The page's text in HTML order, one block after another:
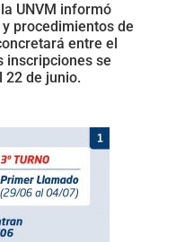
UNVM informó
procedimientos de
entre el
inscripciones se
22 de junio.